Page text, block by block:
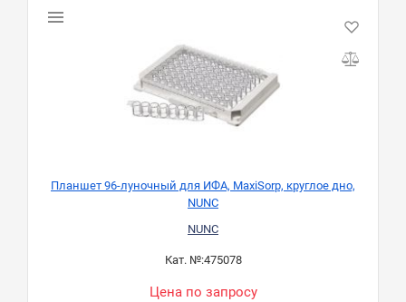
Планшет 96-луночный для ИФА, MaxiSorp, круглое дно,
NUNC
NUNC
Кат. №:475078
Цена по запросу